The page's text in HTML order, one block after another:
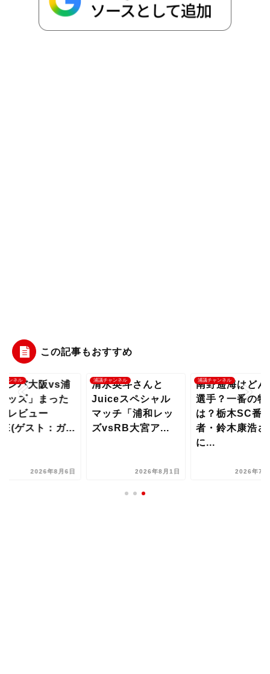
r t n
この記事もおすすめ
ャンネル
ンバ大阪vs浦
ッズ」まった
レビュー
ゲスト：ガ...
2026年8月6日
浦議チャンネル
清水英斗さんと
Juiceスペシャル
マッチ「浦和レッ
ズvsRB大宮ア...
2026年8月1日
浦議チャンネル
南野遥海はどん
選手？一番の特
は？栃木SC番
者・鈴木康浩さ
に...
2026年7